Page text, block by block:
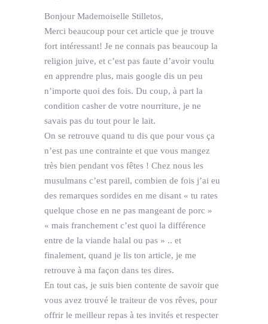
Bonjour Mademoiselle Stilletos,
Merci beaucoup pour cet article que je trouve
fort intéressant! Je ne connais pas beaucoup la
religion juive, et c’est pas faute d’avoir voulu
en apprendre plus, mais google dis un peu
n’importe quoi des fois. Du coup, à part la
condition casher de votre nourriture, je ne
savais pas du tout pour le lait.
On se retrouve quand tu dis que pour vous ça
n’est pas une contrainte et que vous mangez
très bien pendant vos fêtes ! Chez nous les
musulmans c’est pareil, combien de fois j’ai eu
des remarques sordides en me disant « tu rates
quelque chose en ne pas mangeant de porc »
« mais franchement c’est quoi la différence
entre de la viande halal ou pas » .. et
finalement, quand je lis ton article, je me
retrouve à ma façon dans tes dires.
En tout cas, je suis bien contente de savoir que
vous avez trouvé le traiteur de vos rêves, pour
offrir le meilleur repas à tes invités et respecter